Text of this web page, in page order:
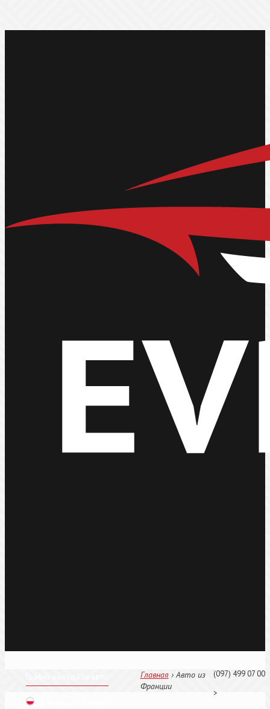
До выезда в Польшу
(097) 499 07 00
>
Главная › Авто из
Франции